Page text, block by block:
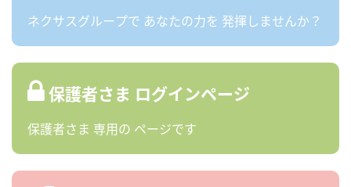
ネクサスグループで あなたの力を 発揮しませんか？
保護者さま ログインページ
保護者さま 専用の ページです